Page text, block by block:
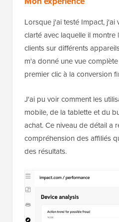
Lorsque j'ai testé Impact, j'ai
clarté avec laquelle il
clients sur différents
m'a donné une vue
premier clic à la conversion
J'ai pu voir comment les
mobile, de la tablette et du
achat. Ce niveau de détail a
compréhension des affiliés
des résultats.